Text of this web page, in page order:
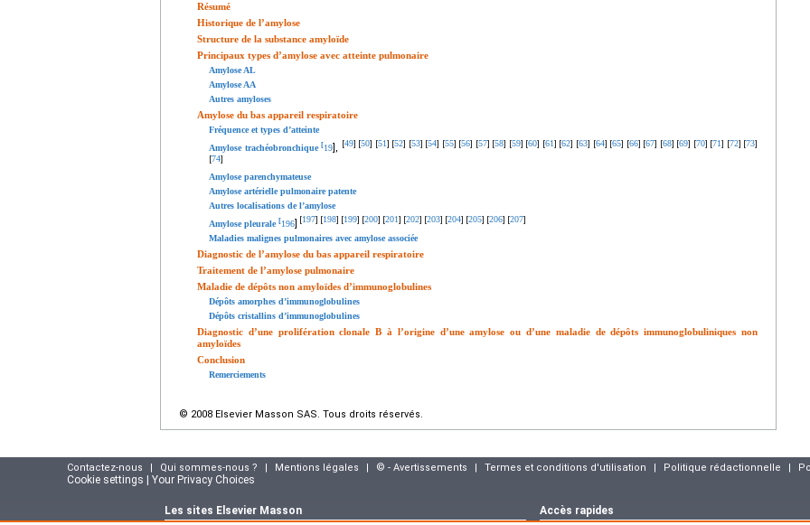
Résumé
Historique de l’amylose
Structure de la substance amyloïde
Principaux types d’amylose avec atteinte pulmonaire
Amylose AL
Amylose AA
Autres amyloses
Amylose du bas appareil respiratoire
Fréquence et types d’atteinte
Amylose trachéobronchique[19], [49] [50] [51] [52] [53] [54] [55] [56] [57] [58] [59] [60] [61] [62] [63] [64] [65] [66] [67] [68] [69] [70] [71] [72] [73]
[74]
Amylose parenchymateuse
Amylose artérielle pulmonaire patente
Autres localisations de l’amylose
Amylose pleurale [196] [197] [198] [199] [200] [201] [202] [203] [204] [205] [206] [207]
Maladies malignes pulmonaires avec amylose associée
Diagnostic de l’amylose du bas appareil respiratoire
Traitement de l’amylose pulmonaire
Maladie de dépôts non amyloïdes d’immunoglobulines
Dépôts amorphes d’immunoglobulines
Dépôts cristallins d’immunoglobulines
Diagnostic d’une prolifération clonale B à l’origine d’une amylose ou d’une maladie de dépôts immunoglobuliniques non
amyloïdes
Conclusion
Remerciements
© 2008 Elsevier Masson SAS. Tous droits réservés.
Contactez-nous | Qui sommes-nous ? | Mentions légales | © - Avertissements | Termes et conditions d'utilisation | Politique rédactionnelle |
Cookie settings | Your Privacy Choices
Les sites Elsevier Masson Accès rapides